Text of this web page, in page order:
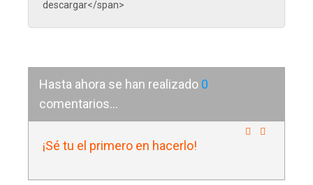
Hasta ahora se han realizado 0
comentarios...
¡Sé tu el primero en hacerlo!